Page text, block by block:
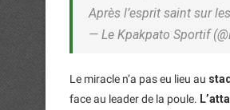
Après l’esprit saint sur
— Le Kpakpato Sportif
Le miracle n’a pas eu lieu au
face au leader de la poule.